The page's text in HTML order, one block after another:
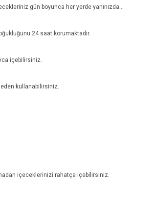
gün boyunca her yerde yanınızda...
24 saat korumaktadır.
içebilirsiniz.
kullanabilirsiniz.
içeceklerinizi rahatça içebilirsiniz.